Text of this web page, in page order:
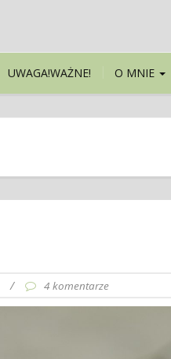
UWAGA!WAŻNE! O MNIE
/ 4 komentarze